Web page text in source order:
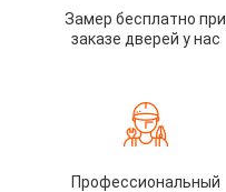
Замер бесплатно при
заказе дверей у нас
Профессиональный